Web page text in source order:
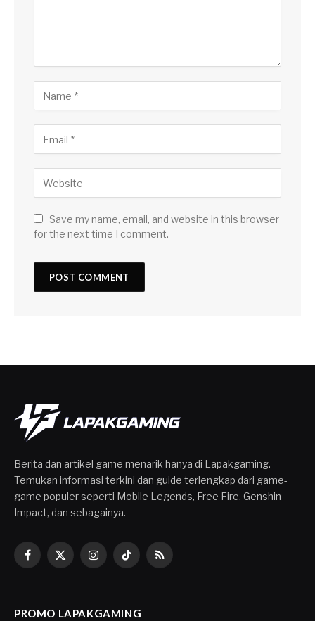
Save my name, email, and website in this browser
for the next time I comment.
Berita dan artikel game menarik hanya di Lapakgaming.
Temukan informasi terkini dan guide terlengkap dari game-
game populer seperti Mobile Legends, Free Fire, Genshin
Impact, dan sebagainya.
Facebook
X
InstagramTikTokRSS
PROMO LAPAKGAMING